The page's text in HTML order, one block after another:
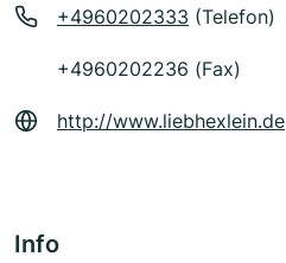
+4960202333 (Telefon)
+4960202236 (Fax)
http://www.liebhexlein.de
Info